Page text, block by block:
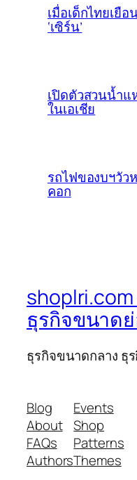
เมื่อเด็กไทยเยือ
‘เซิร์น’
เปิดตัวสวนน้ำแ
ในเอเชีย
รถไฟของบฯวัว
คอก
ธุรกิจขนาด
ธุรกิจขนาดกลาง ธุ
Blog
About
FAQs
Authors
Events
Shop
Patterns
Themes